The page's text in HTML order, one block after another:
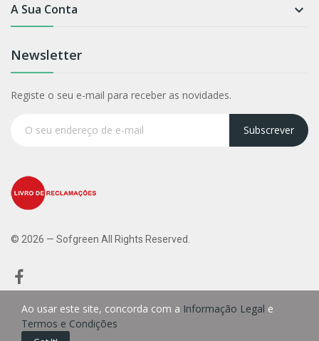
A Sua Conta 
Newsletter
Registe o seu e-mail para receber as novidades.
Subscrever
© 2026 — Sofgreen All Rights Reserved.
Ao usar este site, concorda com a Informação Legal e
Termos e Condições